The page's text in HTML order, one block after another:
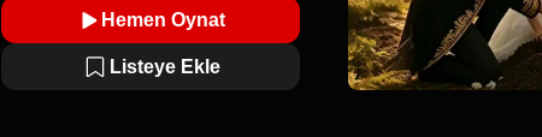
Hemen Oynat
Listeye Ekle